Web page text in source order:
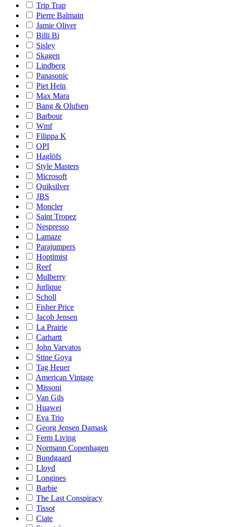
Trip Trap
Pierre Balmain
Jamie Oliver
Billi Bi
Sisley
Skagen
Lindberg
Panasonic
Piet Hein
Max Mara
Bang & Olufsen
Barbour
Wmf
Filippa K
OPI
Haglöfs
Style Masters
Microsoft
Quiksilver
JBS
Moncler
Saint Tropez
Nespresso
Lamaze
Parajumpers
Hoptimist
Reef
Mulberry
Jurlique
Scholl
Fisher Price
Jacob Jensen
La Prairie
Carhartt
John Varvatos
Stine Goya
Tag Heuer
American Vintage
Missoni
Van Gils
Huawei
Eva Trio
Georg Jensen Damask
Ferm Living
Normann Copenhagen
Bundgaard
Lloyd
Longines
Barbie
The Last Conspiracy
Tissot
Ciate